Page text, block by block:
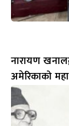
नारायण
अमेरिकाको